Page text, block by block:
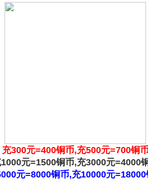
充300元=400铜币,充500元=700铜
元=1500铜币,充3000元=4000
元=8000铜币,充10000元=18000